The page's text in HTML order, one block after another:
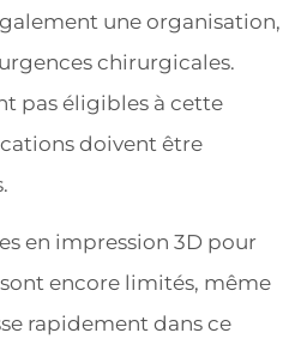
une organisation,
chirurgicales.
pas éligibles à cette
doivent être
en impression 3D pour
encore limités, même
rapidement dans ce